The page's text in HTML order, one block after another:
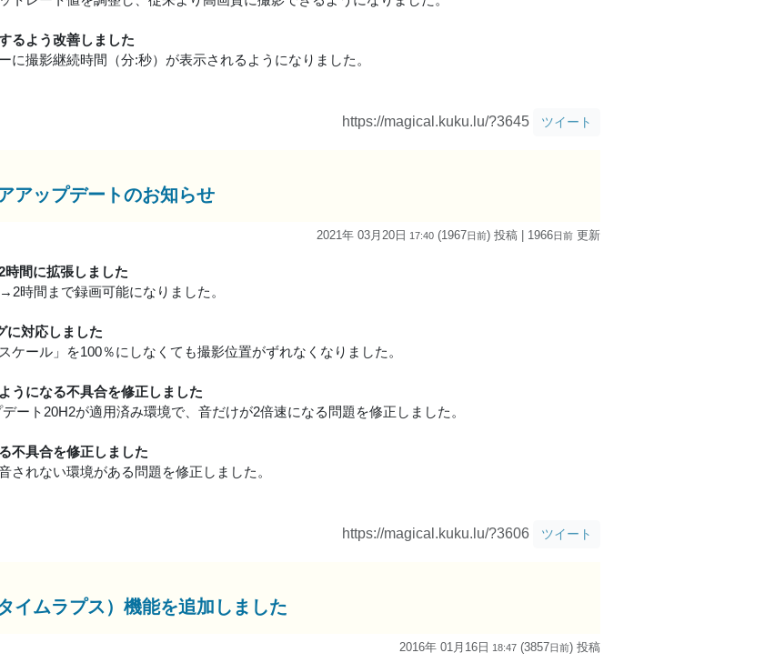
るよう改善しました
に撮影継続時間（分:秒）が表示されるようになりました。
https://magical.kuku.lu/?3645 ツイート
アップデートのお知らせ
2021年 03月20日 17:40 (1967日前) 投稿 | 1966日前 更新
時間に拡張しました
→2時間まで録画可能になりました。
に対応しました
ケール」を100％にしなくても撮影位置がずれなくなりました。
うになる不具合を修正しました
ート20H2が適用済み環境で、音だけが2倍速になる問題を修正しました。
不具合を修正しました
されない環境がある問題を修正しました。
https://magical.kuku.lu/?3606 ツイート
イムラプス）機能を追加しました
2016年 01月16日 18:47 (3857日前) 投稿